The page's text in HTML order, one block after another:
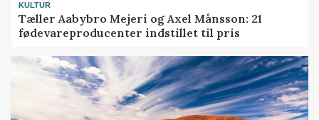
KULTUR
Tæller Aabybro Mejeri og Axel Månsson: 21
fødevareproducenter indstillet til pris